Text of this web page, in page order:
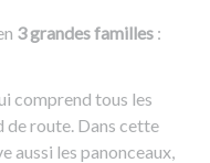
3 grandes familles :
comprend tous les
de route. Dans cette
aussi les panonceaux,